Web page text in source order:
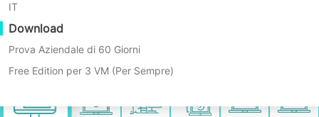
IT
Download
Prova Aziendale di 60 Giorni
Free Edition per 3 VM (Per Sempre)